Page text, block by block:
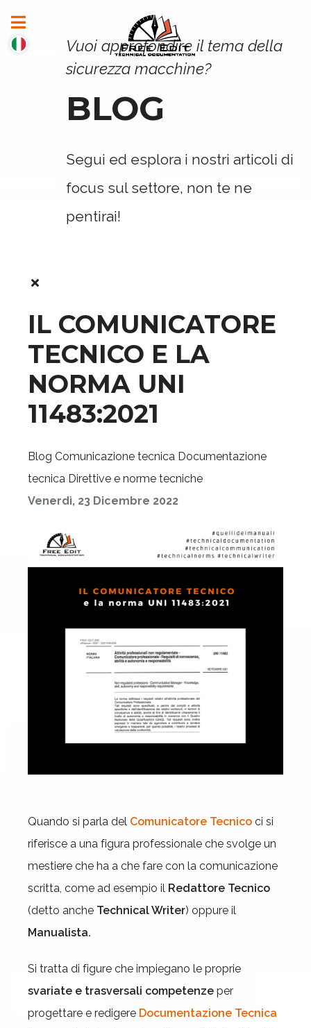
Vuoi approfondire il tema della
sicurezza macchine?
BLOG
Segui ed esplora i nostri articoli di
focus sul settore, non te ne
pentirai!
IL COMUNICATORE
TECNICO E LA
NORMA UNI
11483:2021
Blog Comunicazione tecnica Documentazione
tecnica Direttive e norme tecniche
Venerdì, 23 Dicembre 2022
Quando si parla del Comunicatore Tecnico ci si
riferisce a una figura professionale che svolge un
mestiere che ha a che fare con la comunicazione
scritta, come ad esempio il Redattore Tecnico
(detto anche Technical Writer) oppure il
Manualista.
Si tratta di figure che impiegano le proprie
svariate e trasversali competenze per
progettare e redigere Documentazione Tecnica